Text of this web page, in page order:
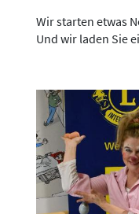
Wir starten etwas
Und wir laden Sie